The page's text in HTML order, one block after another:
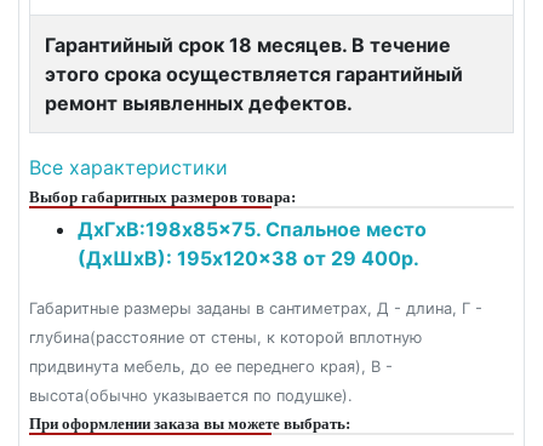
Гарантийный срок 18 месяцев. В течение
этого срока осуществляется гарантийный
ремонт выявленных дефектов.
Все характеристики
Выбор габаритных размеров товара:
ДxГxВ:198x85x75. Спальное место
(ДxШxВ): 195x120x38 от 29 400р.
Габаритные размеры заданы в сантиметрах, Д - длина, Г -
глубина(расстояние от стены, к которой вплотную
придвинута мебель, до ее переднего края), В -
высота(обычно указывается по подушке).
При оформлении заказа вы можете выбрать: